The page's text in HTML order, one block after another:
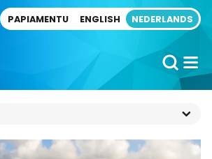
PAPIAMENTU ENGLISH NEDERLANDS